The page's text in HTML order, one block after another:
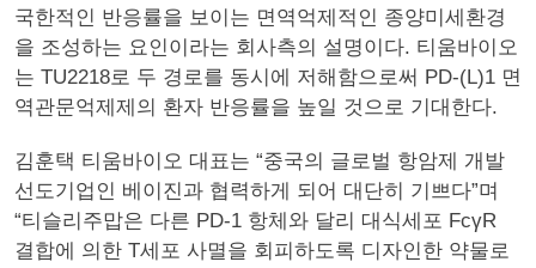
국한적인 반응률을 보이는 면역억제적인 종양미세환경
을 조성하는 요인이라는 회사측의 설명이다. 티움바이오
는 TU2218로 두 경로를 동시에 저해함으로써 PD-(L)1 면
역관문억제제의 환자 반응률을 높일 것으로 기대한다.
김훈택 티움바이오 대표는 “중국의 글로벌 항암제 개발
선도기업인 베이진과 협력하게 되어 대단히 기쁘다”며
“티슬리주맙은 다른 PD-1 항체와 달리 대식세포 FcγR
결합에 의한 T세포 사멸을 회피하도록 디자인한 약물로